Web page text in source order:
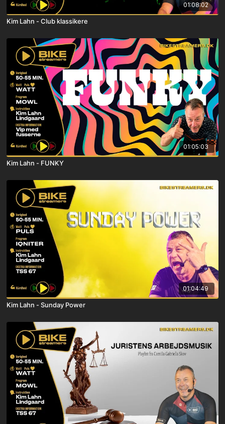
01:08:02
Kim Lahn - Club klassikere
01:05:03
Kim Lahn - FUNKY
01:04:49
Kim Lahn - Sunday Power